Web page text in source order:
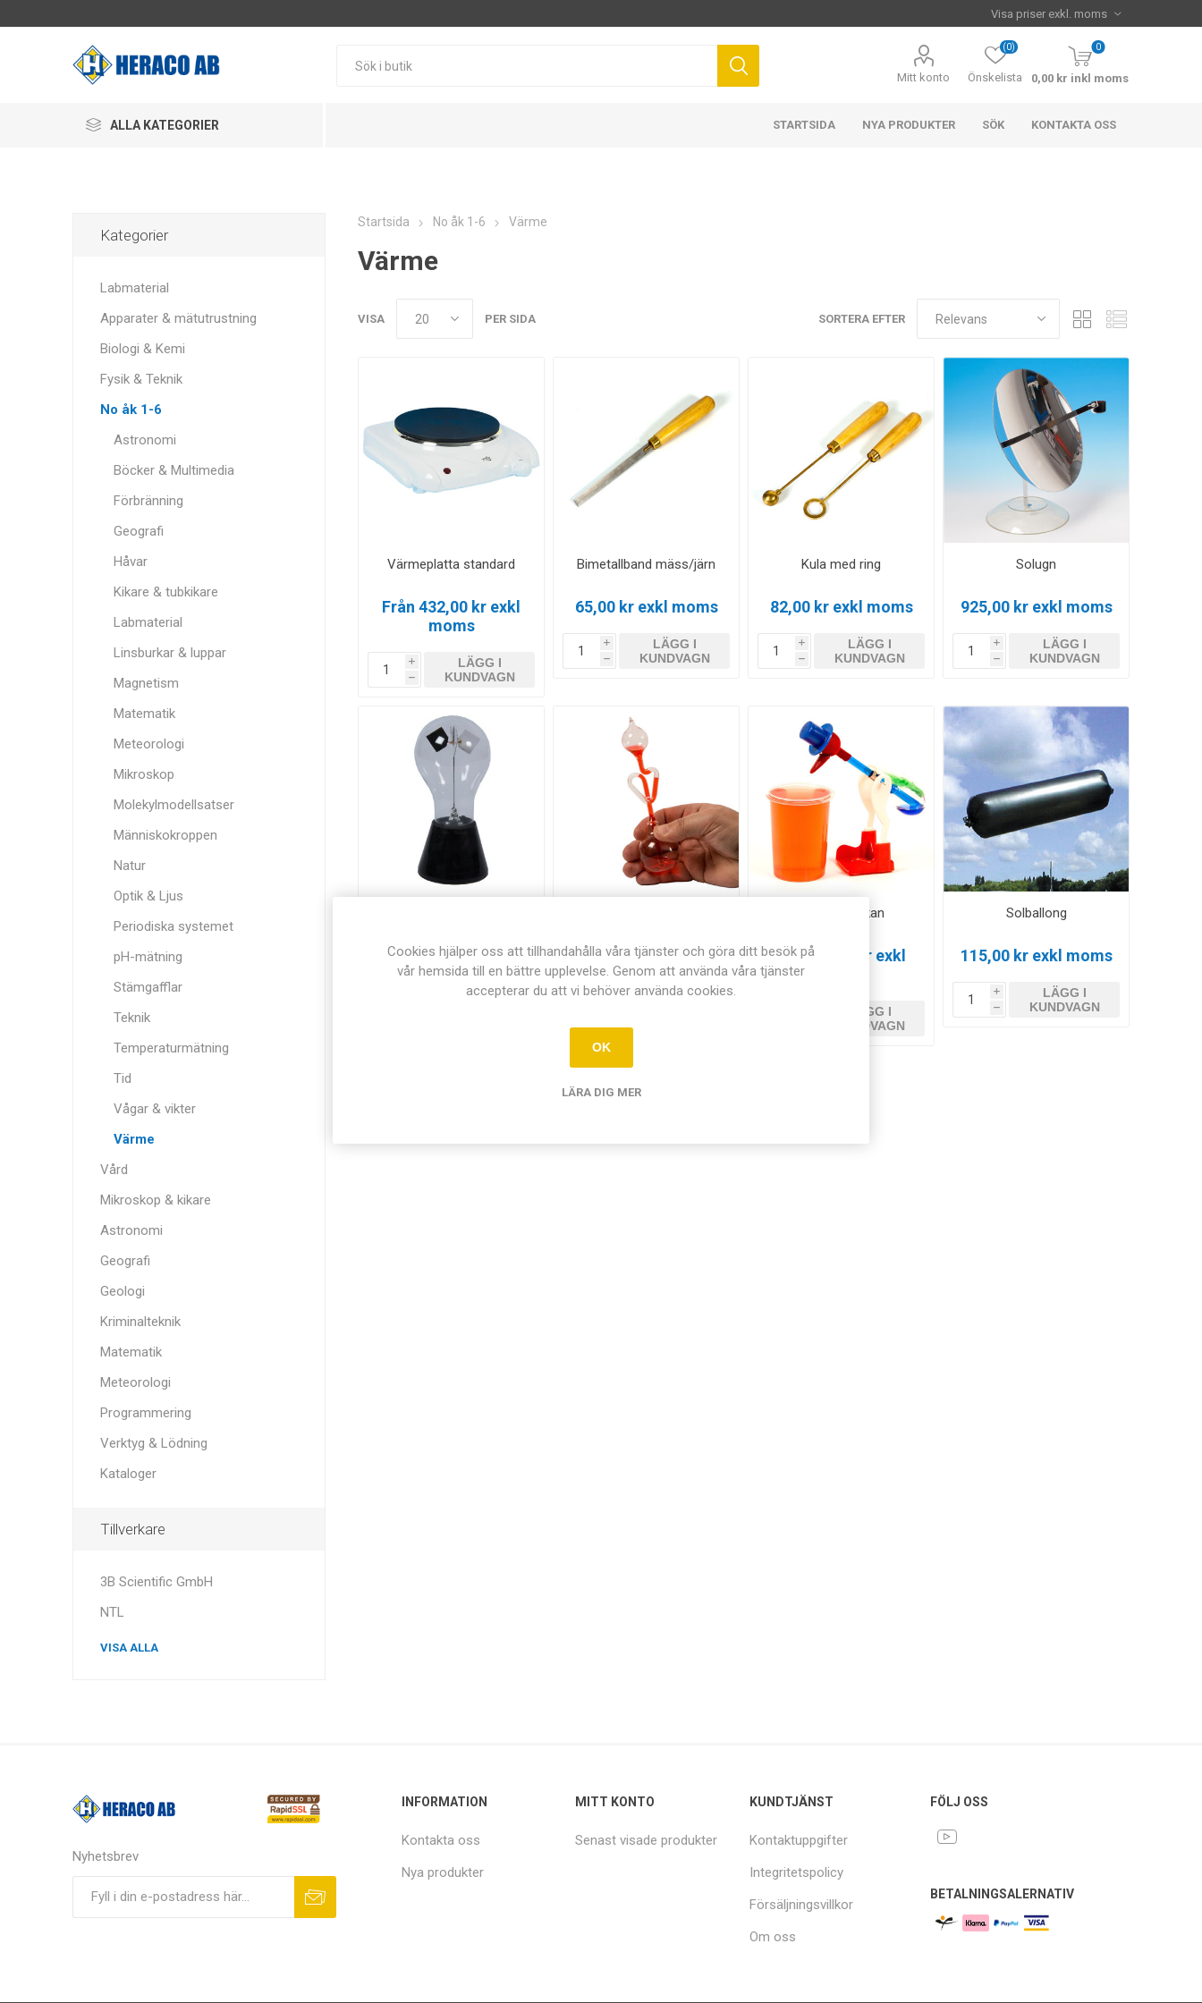
Mitt konto Önskelista
(0) 0
0,00 kr inkl moms
ALLA KATEGORIER STARTSIDA NYA PRODUKTER SÖK KONTAKTA OSS
Startsida No åk 1-6 Värme
Värme
SORTERA EFTER
VISA PER SIDA
Värmeplatta standard
Från 432,00 kr exkl
moms
i
h
LÄGG I
KUNDVAGN
Bimetallband mäss/järn
65,00 kr exkl moms
i
h
LÄGG I
KUNDVAGN
Kula med ring
82,00 kr exkl moms
i
h
LÄGG I
KUNDVAGN
Solugn
925,00 kr exkl moms
i
h
LÄGG I
KUNDVAGN
92,00 kr exkl moms
LÄGG I
Från 59,00 kr exkl
moms
Törstiga ankan
Från 86,00 kr exkl
LÄGG I
KUNDVAGN
Solballong
115,00 kr exkl moms
i
h
LÄGG I
KUNDVAGN
Kategorier
Labmaterial
Apparater & mätutrustning
Biologi & Kemi
Fysik & Teknik
No åk 1-6
Astronomi
Böcker & Multimedia
Förbränning
Geografi
Håvar
Kikare & tubkikare
Labmaterial
Linsburkar & luppar
Magnetism
Matematik
Meteorologi
Mikroskop
Molekylmodellsatser
Människokroppen
Natur
Optik & Ljus
Periodiska systemet
pH-mätning
Stämgafflar
Teknik
Temperaturmätning
Tid
Vågar & vikter
Värme
Vård
Mikroskop & kikare
Astronomi
Geografi
Geologi
Kriminalteknik
Matematik
Meteorologi
Programmering
Verktyg & Lödning
Kataloger
Tillverkare
3B Scientific GmbH
NTL
VISA ALLA
Nyhetsbrev
INFORMATION
Kontakta oss
Nya produkter
MITT KONTO
Senast visade produkter
KUNDTJÄNST
Kontaktuppgifter
Integritetspolicy
Försäljningsvillkor
Om oss
FÖLJ OSS
BETALNINGSALERNATIV
Cookies hjälper oss att tillhandahålla våra tjänster och göra ditt besök på
vår hemsida till en bättre upplevelse. Genom att använda våra tjänster
accepterar du att vi behöver använda cookies.
OK
LÄRA DIG MER